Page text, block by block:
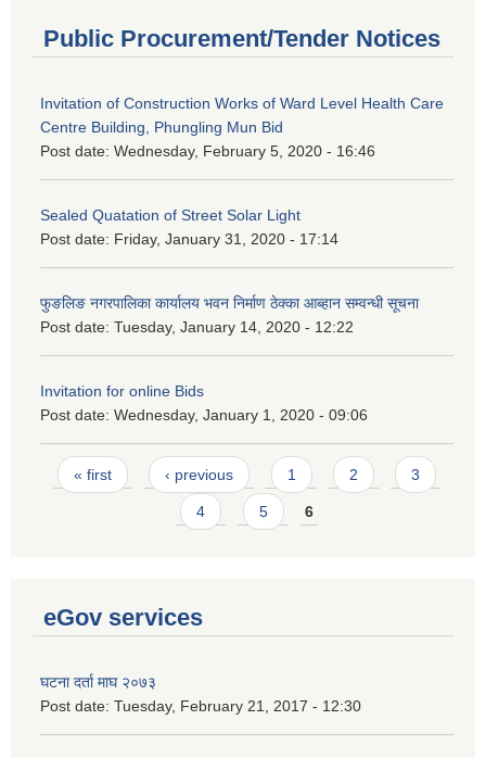
Public Procurement/Tender Notices
Invitation of Construction Works of Ward Level Health Care
Centre Building, Phungling Mun Bid
Post date: Wednesday, February 5, 2020 - 16:46
Sealed Quatation of Street Solar Light
Post date: Friday, January 31, 2020 - 17:14
फुङलिङ नगरपालिका कार्यालय भवन निर्माण ठेक्का आब्हान सम्वन्धी सूचना
Post date: Tuesday, January 14, 2020 - 12:22
Invitation for online Bids
Post date: Wednesday, January 1, 2020 - 09:06
Pages
« first ‹ previous 1 2 3
4 5 6
eGov services
घटना दर्ता माघ २०७३
Post date: Tuesday, February 21, 2017 - 12:30